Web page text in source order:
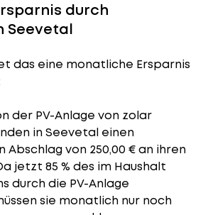
durch
Seevetal
das eine monatliche Ersparnis
der PV-Anlage von zolar
in Seevetal einen
von 250,00 € an ihren
jetzt 85 % des im Haushalt
durch die PV-Anlage
sie monatlich nur noch